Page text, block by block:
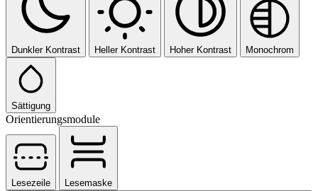
Dunkler Kontrast Heller Kontrast Hoher Kontrast Monochrom
Sättigung
Orientierungsmodule
Lesezeile
Lesemaske